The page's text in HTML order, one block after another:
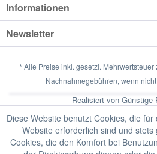
Informationen
Newsletter
* Alle Preise inkl. gesetzl. Mehrwertsteuer
Nachnahmegebühren, wenn
Realisiert von Günstige
Diese Website benutzt Cookies, die
Website erforderlich sind und
Cookies, die den Komfort bei